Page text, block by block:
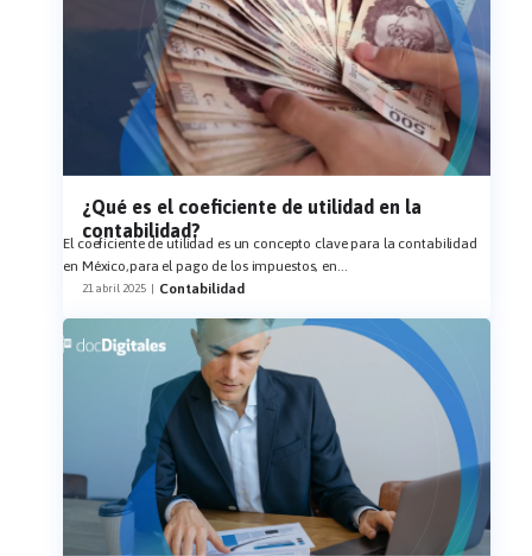
¿Qué es el coeficiente de utilidad en la
contabilidad?
El coeficiente de utilidad es un concepto clave para la contabilidad
en México,para el pago de los impuestos, en
21 abril 2025 | Contabilidad